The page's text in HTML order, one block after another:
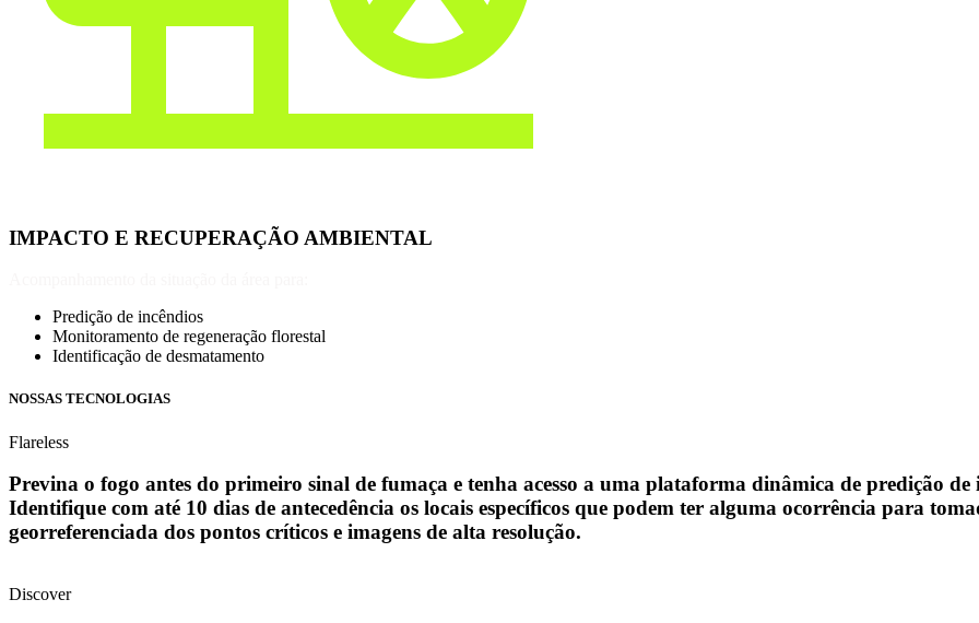
IMPACTO E RECUPERAÇÃO AMBIENTAL
Predição de incêndios
Monitoramento de regeneração florestal
Identificação de desmatamento
NOSSAS TECNOLOGIAS
Flareless
Previna o fogo antes do primeiro sinal de fumaça e tenha acesso a uma plataforma dinâmica de predição
Identifique com até 10 dias de antecedência os locais específicos que podem ter alguma ocorrência para
georreferenciada dos pontos críticos e imagens de alta resolução.
Discover